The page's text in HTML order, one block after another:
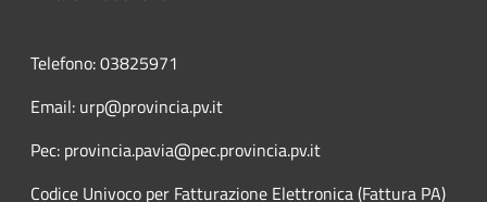
Telefono: 03825971
Email: urp@provincia.pv.it
Pec: provincia.pavia@pec.provincia.pv.it
Codice Univoco per Fatturazione Elettronica (Fattura PA)